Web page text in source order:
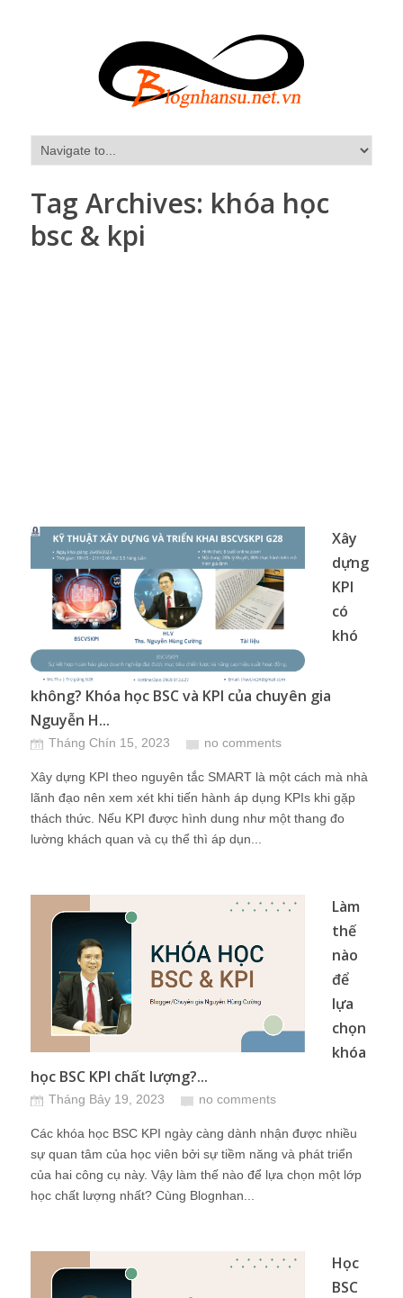
Tag Archives: khóa học
bsc & kpi
Xây
dựng
KPI
có
khó
không? Khóa học BSC và KPI của chuyên gia
Nguyễn H...
Tháng Chín 15, 2023 no comments
Xây dựng KPI theo nguyên tắc SMART là một cách mà nhà
lãnh đạo nên xem xét khi tiến hành áp dụng KPIs khi gặp
thách thức. Nếu KPI được hình dung như một thang đo
lường khách quan và cụ thể thì áp dụn...
Làm
thế
nào
để
lựa
chọn
khóa
học BSC KPI chất lượng?...
Tháng Bảy 19, 2023 no comments
Các khóa học BSC KPI ngày càng dành nhận được nhiều
sự quan tâm của học viên bởi sự tiềm năng và phát triển
của hai công cụ này. Vậy làm thế nào để lựa chọn một lớp
học chất lượng nhất? Cùng Blognhan...
Học
BSC